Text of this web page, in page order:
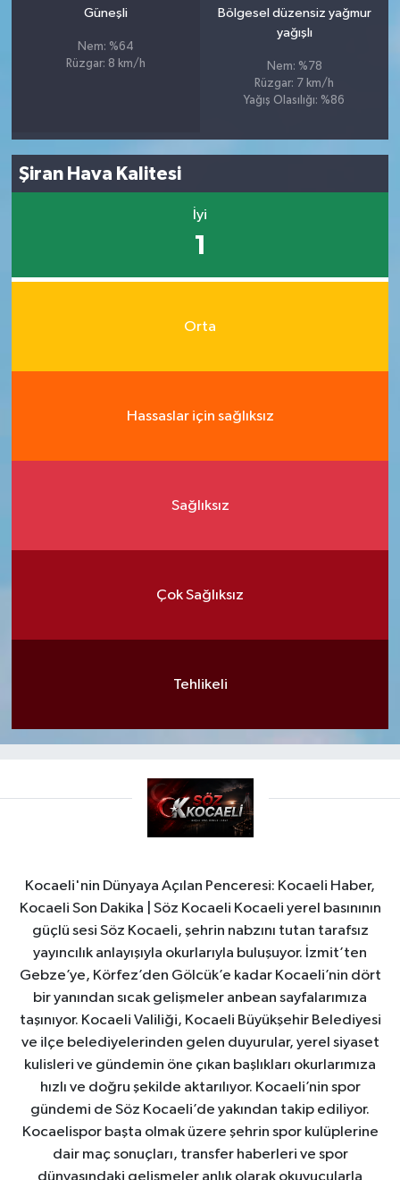
Güneşli
Nem: %64
Rüzgar: 8 km/h
Bölgesel düzensiz yağmur
yağışlı
Nem: %78
Rüzgar: 7 km/h
Yağış Olasılığı: %86
Şiran Hava Kalitesi
İyi
1
Orta
Hassaslar için sağlıksız
Sağlıksız
Çok Sağlıksız
Tehlikeli
Kocaeli'nin Dünyaya Açılan Penceresi: Kocaeli Haber,
Kocaeli Son Dakika | Söz Kocaeli Kocaeli yerel basınının
güçlü sesi Söz Kocaeli, şehrin nabzını tutan tarafsız
yayıncılık anlayışıyla okurlarıyla buluşuyor. İzmit’ten
Gebze’ye, Körfez’den Gölcük’e kadar Kocaeli’nin dört
bir yanından sıcak gelişmeler anbean sayfalarımıza
taşınıyor. Kocaeli Valiliği, Kocaeli Büyükşehir Belediyesi
ve ilçe belediyelerinden gelen duyurular, yerel siyaset
kulisleri ve gündemin öne çıkan başlıkları okurlarımıza
hızlı ve doğru şekilde aktarılıyor. Kocaeli’nin spor
gündemi de Söz Kocaeli’de yakından takip ediliyor.
Kocaelispor başta olmak üzere şehrin spor kulüplerine
dair maç sonuçları, transfer haberleri ve spor